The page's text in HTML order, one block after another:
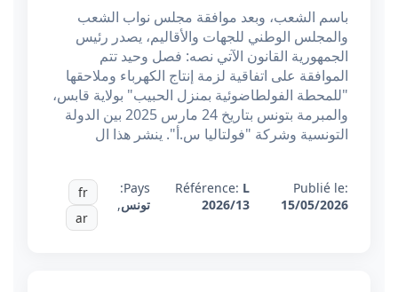
باسم الشعب، وبعد موافقة مجلس نواب الشعب
والمجلس الوطني للجهات والأقاليم، يصدر رئيس
الجمهورية القانون الآتي نصه: فصل وحيد تتم
الموافقة على اتفاقية لزمة إنتاج الكهرباء وملاحقها
"للمحطة الفولطاضوئية بمنزل الحبيب" بولاية قابس،
والمبرمة بتونس بتاريخ 24 مارس 2025 بين الدولة
التونسية وشركة "فولتاليا س.أ". ينشر هذا ال
Publié le:
15/05/2026
Référence: L
2026/13
Pays:
تونس,
fr
ar